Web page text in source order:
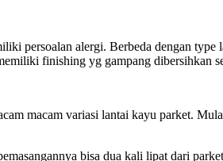
persoalan alergi. Berbeda dengan
finishing yg gampang dibersihkan
macam variasi lantai kayu parket.
bisa dua kali lipat dari